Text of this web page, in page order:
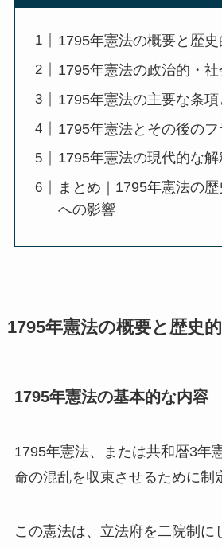
1795年憲法の概要と歴
1795年憲法の政治的・
1795年憲法の主要な条
1795年憲法とその後の
1795年憲法の現代的な解
まとめ｜1795年憲法の
への影響
1795年憲法の概要と歴史
1795年憲法の基本的な内容
1795年憲法、または共和暦3年
命の混乱を収束させるために制
この憲法は、立法府を二院制に